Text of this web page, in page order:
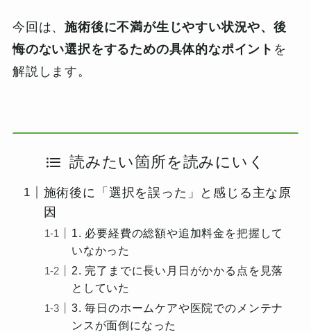
今回は、施術後に不満が生じやすい状況や、後
悔のない選択をするための具体的なポイント を
解説します。
読みたい箇所を読みにいく
施術後に「選択を誤った」と感じる主な原
因
1. 必要経費の総額や追加料金を把握して
いなかった
2. 完了までに長い月日がかかる点を見落
としていた
3. 毎日のホームケアや医院でのメンテナ
ンスが面倒になった